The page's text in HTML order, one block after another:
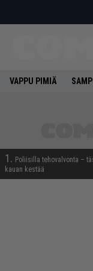
VAPPU PIMIÄ
1. Poliisilla tehovalvonta –
kauan kestää